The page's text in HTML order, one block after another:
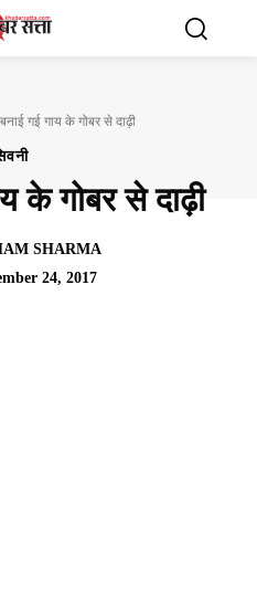
गई गाय के गोबर से दाढ़ी
के गोबर से दाढ़ी
SHARMA
24, 2017